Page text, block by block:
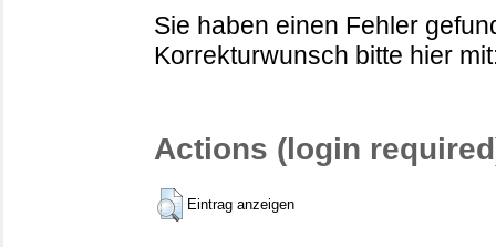
Sie haben einen Fehler
Korrekturwunsch bitte hier
Actions (login
Eintrag anzeigen